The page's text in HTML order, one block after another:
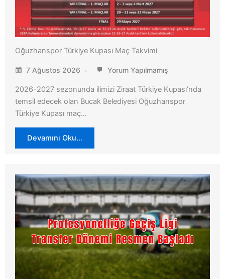
Oğuzhanspor Türkiye Kupası Maç Takvimi
7 Ağustos 2026 Yorum Yapılmamış
2026-2027 sezonunda ilimizi Ziraat Türkiye Kupası’nda
temsil edecek olan Bucak Belediyesi Oğuzhanspor
Türkiye Kupası maç…
Devamını Oku…